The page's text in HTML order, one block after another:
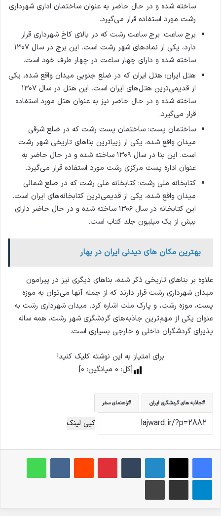
ساخته شده و در حال حاضر به عنوان ساختمان اداری شهرداری
رشت مورد استفاده قرار می‌گیرد.
برج ساعت: برج ساعت رشت که در بالای کاخ شهرداری قرار
دارد، یکی از نمادهای شهر رشت است. این برج در سال ۱۳۰۷
ساخته شده و دارای چهار ساعت در چهار طرف خود است.
هتل ایران: هتل ایران که در ضلع جنوبی میدان واقع شده، یکی
از قدیمی‌ترین هتل‌های ایران است. این هتل در سال ۱۳۰۷
ساخته شده و در حال حاضر نیز به عنوان هتل مورد استفاده
قرار می‌گیرد.
ساختمان پست: ساختمان پست رشت که در ضلع شرقی
میدان واقع شده، یکی از زیباترین بناهای تاریخی شهر رشت
است. این بنا در سال ۱۳۰۹ ساخته شده و در حال حاضر به
عنوان اداره پست مرکزی رشت مورد استفاده قرار می‌گیرد.
کتابخانه ملی رشت: کتابخانه ملی رشت که در ضلع شمالی
میدان واقع شده، یکی از قدیمی‌ترین کتابخانه‌های ایران است.
این کتابخانه در سال ۱۳۰۶ ساخته شده و در حال حاضر دارای
بیش از یک میلیون جلد کتاب است.
بهترین مکان های دیدنی ایران در بهار
علاوه بر بناهای تاریخی ذکر شده، بناهای دیگری نیز در پیرامون
میدان شهرداری رشت قرار دارند که از جمله آنها می‌توان به موزه
پست، موزه رشت، و پارک ملت اشاره کرد. میدان شهرداری رشت به
عنوان یکی از مهم‌ترین جاذبه‌های گردشگری شهر رشت، همه ساله
پذیرای گردشگران داخلی و خارجی بسیاری است.
برای امتیاز به این نوشته کلیک کنید!
[کل: 0 میانگین: 0
]
جاذبه های گردشگری ایران راهنمای سفر
کپی لینک
فیس بوک X لینکدین ‫تامبلر ‫پین‌ترست‫رددیت ‫VKontakteواتس آپ
تلگرام اشتراک گذاری از طریق ایمیل چاپ